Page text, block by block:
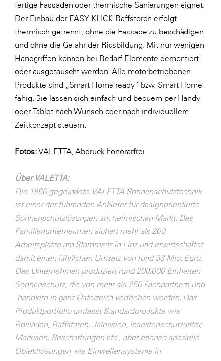
fertige Fassaden oder thermische Sanierungen eignet.
Der Einbau der EASY KLICK-Raffstoren erfolgt
thermisch getrennt, ohne die Fassade zu beschädigen
und ohne die Gefahr der Rissbildung. Mit nur wenigen
Handgriffen können bei Bedarf Elemente demontiert
oder ausgetauscht werden. Alle motorbetriebenen
Produkte sind „Smart Home ready“ bzw. Smart Home
fähig. Sie lassen sich einfach und bequem per Handy
oder Tablet nach Wunsch oder nach individuellem
Zeitkonzept steuern.
Fotos: VALETTA, Abdruck honorarfrei
Über VALETTA:
Die 1960 gegründete VALETTA Sonnenschutztechnik
ist einer der führenden Anbieter für designorientierte
Sonnenschutzlösungen am heimischen Markt. Das
Familienunternehmen sichert mehr als 200
Arbeitsplätze am Stammsitz in Linz und erwirtschaftet
damit einen jährlichen Umsatz von rund 33 Mio. Euro.
Das Unternehmen produziert rund 200.000 Einheiten
Sonnenschutz, die von mehr als 250 Fachpartnern und
-händlern in ganz Österreich vertrieben werden. Das
Produktportfolio umfasst Standardprodukte wie
Rollläden, Raffstoren, Jalousien, Insektenschutzgitter,
Markisen, Beschattungen etc., aber ebenso spezielle
Objektlösungen wie Einwellensysteme in